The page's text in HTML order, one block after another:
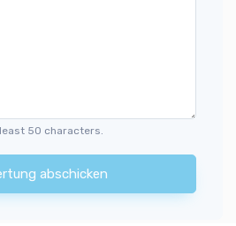
50 characters.
abschicken